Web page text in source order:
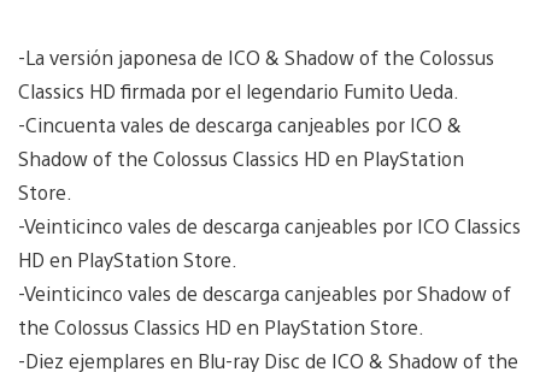
-La versión japonesa de ICO & Shadow of the Colossus
Classics HD firmada por el legendario Fumito Ueda.
-Cincuenta vales de descarga canjeables por ICO &
Shadow of the Colossus Classics HD en PlayStation
Store.
-Veinticinco vales de descarga canjeables por ICO Classics
HD en PlayStation Store.
-Veinticinco vales de descarga canjeables por Shadow of
the Colossus Classics HD en PlayStation Store.
-Diez ejemplares en Blu-ray Disc de ICO & Shadow of the